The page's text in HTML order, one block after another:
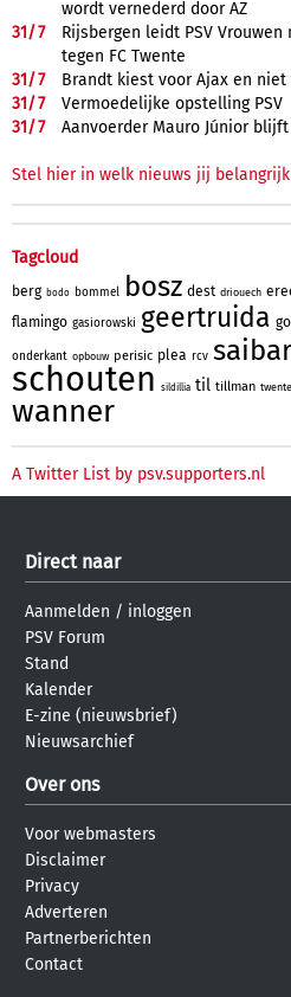
wordt vernederd door AZ
31/7
Rijsbergen leidt PSV
tegen FC Twente
31/7
Brandt kiest voor Ajax en
31/7
Vermoedelijke opstelling PSV
31/7 Aanvoerder Mauro Júnior blijft
Stel hier in welk nieuws jij
Tagcloud
berg bodo bommel bosz dest driouech
flamingo gasiorowski geertruida
onderkant opbouw perisic plea rcv
schouten sildillia til tillman twente
wanner
A Twitter List by psv.supporters.nl
Direct naar
Aanmelden / inloggen
PSV Forum
Stand
Kalender
E-zine (nieuwsbrief)
Nieuwsarchief
Over ons
Voor webmasters
Disclaimer
Privacy
Adverteren
Partnerberichten
Contact